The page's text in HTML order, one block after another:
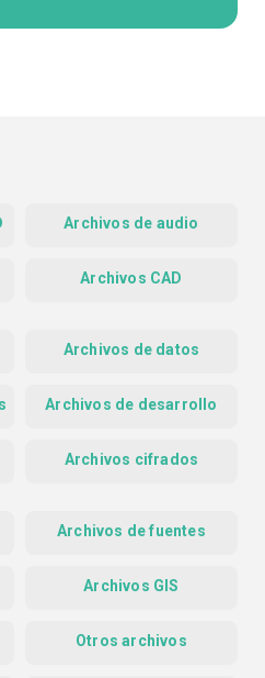
Archivos de audio
Archivos CAD
Archivos de datos
Archivos de desarrollo
Archivos cifrados
Archivos de fuentes
Archivos GIS
Otros archivos